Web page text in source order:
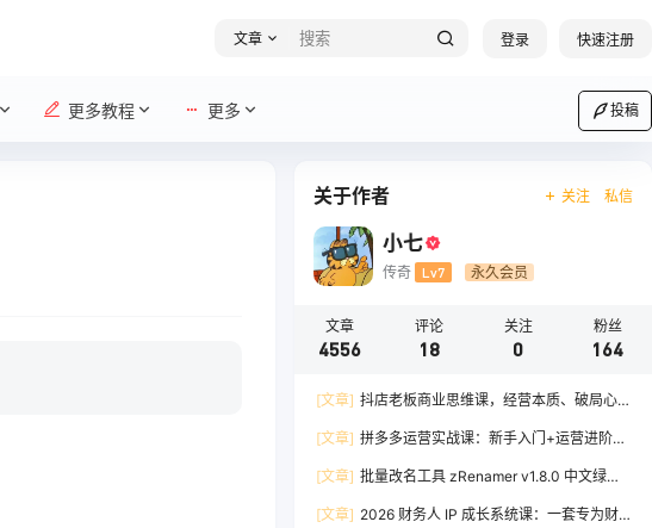
文章 登录 快速注册
更多教程 更多 投稿
关于作者 关注 私信
小七
传奇 Lv7 永久会员
文章
4556
评论
18
关注
0
粉丝
164
[文章] 抖店老板商业思维课，经营本质、破局心
增
[文章] 拼多多运营实战课：新手入门+运营进阶、
出百单
[文章] 批量改名工具 zRenamer v1.8.0 中文绿色
[文章] 2026 财务人 IP 成长系统课：一套专为财